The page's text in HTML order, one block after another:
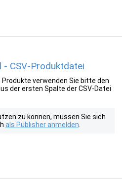
CSV-Produktdatei
verwenden Sie bitte den
der ersten Spalte der CSV-Datei
zu können, müssen Sie sich
als Publisher anmelden